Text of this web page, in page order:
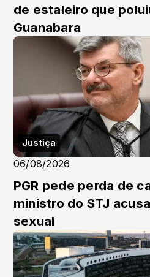
de estaleiro que
Guanabara
Justiça
06/08/2026
PGR pede perda de
ministro do STJ
sexual